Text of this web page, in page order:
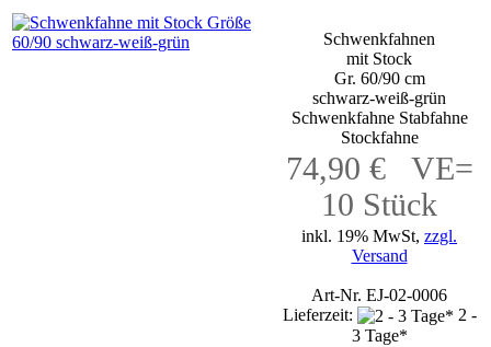
Schwenkfahnen
mit Stock
Gr. 60/90 cm
schwarz-weiß-grün
Schwenkfahne Stabfahne
Stockfahne
74,90 € VE=
10 Stück
inkl. 19% MwSt, zzgl.
Versand
Art-Nr. EJ-02-0006
Lieferzeit:
2 -
3 Tage*